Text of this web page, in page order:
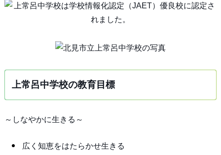
上常呂中学校の教育目標
～しなやかに生きる～
広く知恵をはたらかせ生きる